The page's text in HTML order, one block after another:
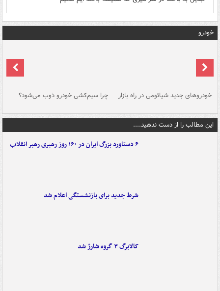
خودرو
خودروهای جدید شیائومی در راه بازار چرا سیم‌کشی خودرو ذوب می‌شود؟
این مطالب را از دست ندهید....
۶ دستاورد بزرگ ایران در ۱۶۰ روز رهبری رهبر انقلاب
شرط جدید برای بازنشستگی اعلام شد
کالابرگ ۳ گروه شارژ شد